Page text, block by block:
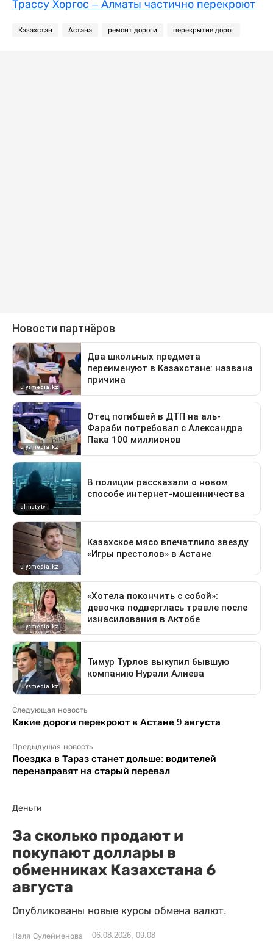
Трассу Хоргос – Алматы частично перекроют
Казахстан Астана ремонт дороги перекрытие дорог
Следующая новость
Какие дороги перекроют в Астане 9 августа
Предыдущая новость
Поездка в Тараз станет дольше: водителей
перенаправят на старый перевал
Деньги
За сколько продают и
покупают доллары в
обменниках Казахстана 6
августа
Опубликованы новые курсы обмена валют.
Нэля Сулейменова 06.08.2026, 09:08